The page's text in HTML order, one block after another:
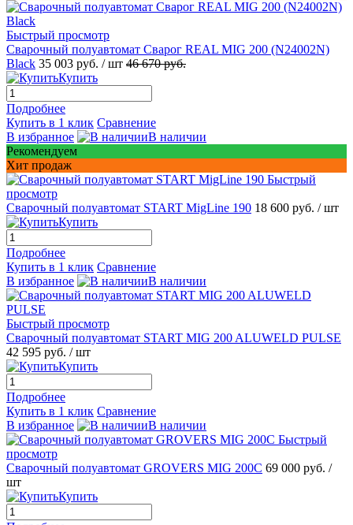
Быстрый просмотр
Сварочный полуавтомат Сварог REAL MIG 200 (N24002N)
Black 35 003 руб. / шт 46 670 руб.
Купить
Подробнее
Купить в 1 клик Сравнение
В избранное
В наличии
Рекомендуем
Хит продаж
Быстрый
просмотр
Сварочный полуавтомат START MigLine 190 18 600 руб. / шт
Купить
Подробнее
Купить в 1 клик Сравнение
В избранное
В наличии
Быстрый просмотр
Сварочный полуавтомат START MIG 200 ALUWELD PULSE
42 595 руб. / шт
Купить
Подробнее
Купить в 1 клик Сравнение
В избранное
В наличии
Быстрый
просмотр
Сварочный полуавтомат GROVERS MIG 200C 69 000 руб. /
шт
Купить